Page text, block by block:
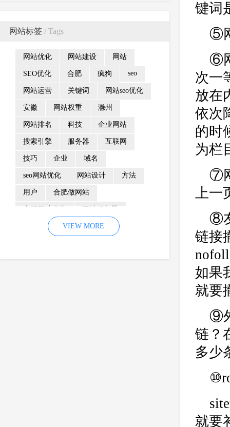
网站标签 / Tags
网站优化 网站建设 网站
SEO优化 合肥 疯狗 seo
网站运营 关键词 网站seo优化
安徽 网站权重 滁州
网站排名 科技 企业网站
搜索引擎 服务器 互联网
技巧 企业 域名
seo网站优化 网站设计 方法
用户 合肥做网站
优化 网站降权
企业网站建设 效果 页面
VIEW MORE
键词
⑤
⑥
次一
放在
依次
的时
为栏
⑦
上一
⑧
链接
如果
就要
⑨
链？
多少
就要